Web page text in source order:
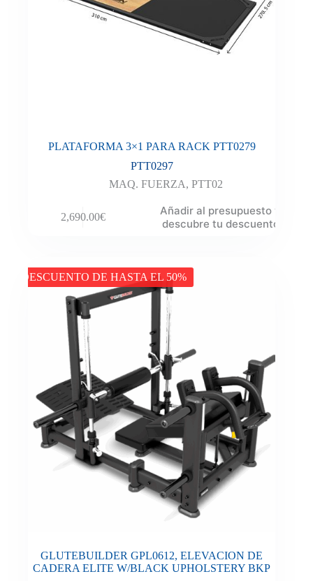
PLATAFORMA 3×1 PARA RACK PTT0279
PTT0297
MAQ. FUERZA, PTT02
2,690.00€
Añadir al presupuesto y
descubre tu descuento
DESCUENTO DE HASTA EL 50%
GLUTEBUILDER GPL0612, ELEVACION DE
CADERA ELITE W/BLACK UPHOLSTERY BKP